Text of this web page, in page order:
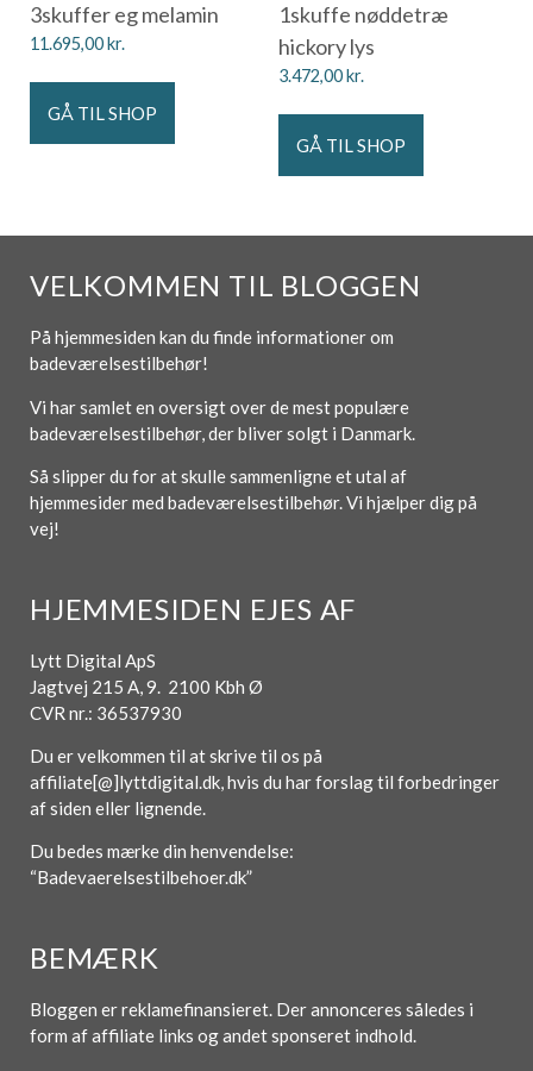
3skuffer eg melamin
11.695,00kr.
GÅ TIL SHOP
1skuffe nøddetræ
hickory lys
3.472,00kr.
GÅ TIL SHOP
VELKOMMEN TIL BLOGGEN
På hjemmesiden kan du finde informationer om
badeværelsestilbehør!
Vi har samlet en oversigt over de mest populære
badeværelsestilbehør, der bliver solgt i Danmark.
Så slipper du for at skulle sammenligne et utal af
hjemmesider med badeværelsestilbehør. Vi hjælper dig på
vej!
HJEMMESIDEN EJES AF
Lytt Digital ApS
Jagtvej 215 A, 9. 2100 Kbh Ø
CVR nr.: 36537930
Du er velkommen til at skrive til os på
affiliate[@]lyttdigital.dk, hvis du har forslag til forbedringer
af siden eller lignende.
Du bedes mærke din henvendelse:
“Badevaerelsestilbehoer.dk”
BEMÆRK
Bloggen er reklamefinansieret. Der annonceres således i
form af affiliate links og andet sponseret indhold.